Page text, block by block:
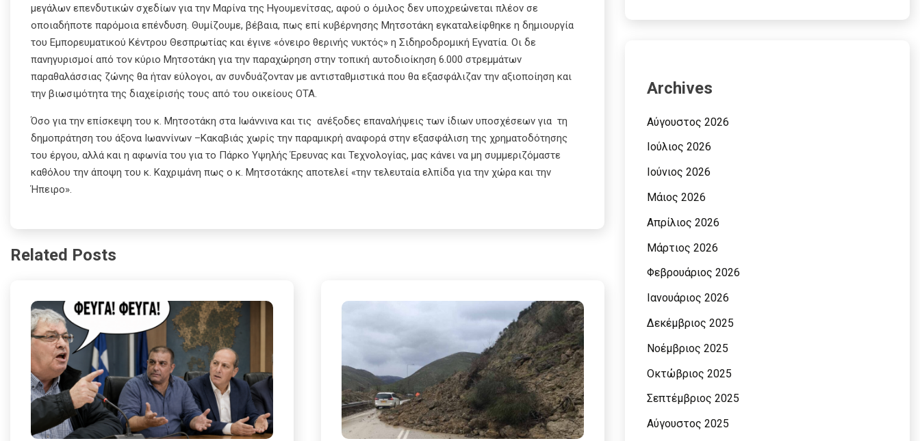
μεγάλων επενδυτικών σχεδίων για την Μαρίνα της Ηγουμενίτσας, αφού ο όμιλος δεν υποχρεώνεται πλέον σε
οποιαδήποτε παρόμοια επένδυση. Θυμίζουμε, βέβαια, πως επί κυβέρνησης Μητσοτάκη εγκαταλείφθηκε η δημιουργία
του Εμπορευματικού Κέντρου Θεσπρωτίας και έγινε «όνειρο θερινής νυκτός» η Σιδηροδρομική Εγνατία. Οι δε
πανηγυρισμοί από τον κύριο Μητσοτάκη για την παραχώρηση στην τοπική αυτοδιοίκηση 6.000 στρεμμάτων
παραθαλάσσιας ζώνης θα ήταν εύλογοι, αν συνδυάζονταν με αντισταθμιστικά που θα εξασφάλιζαν την αξιοποίηση και
την βιωσιμότητα της διαχείρισής τους από του οικείους ΟΤΑ.
Όσο για την επίσκεψη του κ. Μητσοτάκη στα Ιωάννινα και τις ανέξοδες επαναλήψεις των ίδιων υποσχέσεων για τη
δημοπράτηση του άξονα Ιωαννίνων –Κακαβιάς χωρίς την παραμικρή αναφορά στην εξασφάλιση της χρηματοδότησης
του έργου, αλλά και η αφωνία του για το Πάρκο Υψηλής Έρευνας και Τεχνολογίας, μας κάνει να μη συμμεριζόμαστε
καθόλου την άποψη του κ. Καχριμάνη πως ο κ. Μητσοτάκης αποτελεί «την τελευταία ελπίδα για την χώρα και την
Ήπειρο».
Related Posts
Archives
Αύγουστος 2026
Ιούλιος 2026
Ιούνιος 2026
Μάιος 2026
Απρίλιος 2026
Μάρτιος 2026
Φεβρουάριος 2026
Ιανουάριος 2026
Δεκέμβριος 2025
Νοέμβριος 2025
Οκτώβριος 2025
Σεπτέμβριος 2025
Αύγουστος 2025